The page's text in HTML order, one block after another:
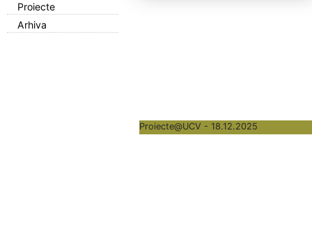
Proiecte
Arhiva
Proiecte@UCV - 18.12.2025